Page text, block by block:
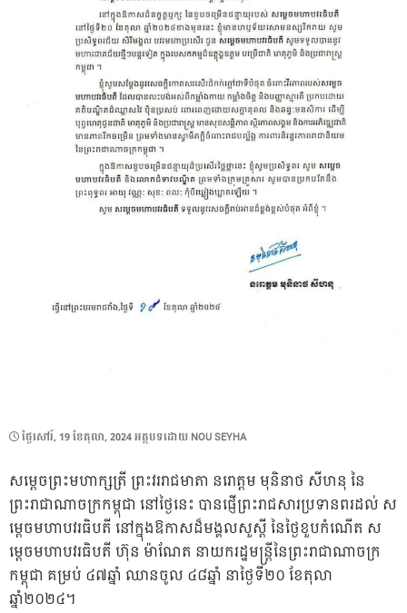
POSTED
ថ្ងៃ​សៅរ៍, 19 ខែ​តុលា, 2024អត្ថបទដោយ NOU SEYHA
សម្តេចព្រះមហាក្សត្រី ព្រះវររាជមាតា នរោត្តម មុនិនាថ សីហនុ នៃ
ព្រះរាជាណាចក្រកម្ពុជា នៅថ្ងៃនេះ បានផ្ញើព្រះរាជសារប្រទានពរដល់ ស
ម្តេចមហាបវរធិបតី នៅក្នុងឱកាសដ៏មង្គលសួស្តី នៃថ្ងៃខួបកំណើត ស
ម្តេចមហាបវរធិបតី ហ៊ុន ម៉ាណែត នាយករដ្ឋមន្រ្តីនៃព្រះរាជាណាចក្រ
កម្ពុជា គម្រប់ ៤៧ឆ្នាំ ឈានចូល ៤៨ឆ្នាំ នាថ្ងៃទី២០ ខែតុលា
ឆ្នាំ២០២៤។